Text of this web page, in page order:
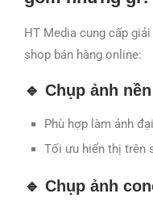
HT Media cung cấp
shop bán hàng online:
🔹 Chụp ảnh
Phù hợp làm ảnh
Tối ưu hiển thị trên
🔹 Chụp ảnh